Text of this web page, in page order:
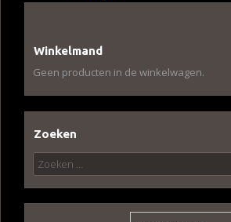
Winkelmand
Geen producten in de winkelwagen.
Zoeken
Zoeken
naar: